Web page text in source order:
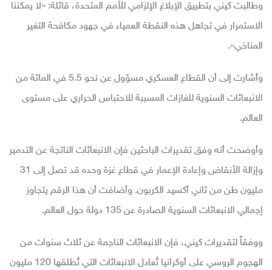
وطالبت كيني بتطبيق الإبلاغ الإلزامي للأمم المتحدة، قائلة: «لا يمكننا
الاستمرار في تجاهل هذه النقطة العمياء في جهود مكافحة التغير
المناخي».
وأشارت إلى أن القطاع العسكري مسؤول عن نحو 5.5 في المائة من
الانبعاثات السنوية للغازات المسببة للاحتباس الحراري على مستوى
العالم.
وأوضحت أنه وفق تقديرات الباحثين فإن الانبعاثات الناتجة عن التدمير
وإزالة الأنقاض وإعادة الإعمار في قطاع غزة وحده قد تصل إلى 31
مليون طن من ثاني أكسيد الكربون. وأضافت أن هذا الرقم يتجاوز
إجمالي الانبعاثات السنوية الصادرة عن 135 دولة حول العالم.
ووفقاً لتقديرات كيني، فإن الانبعاثات الناجمة عن ثلاث سنوات من
الهجوم الروسي على أوكرانيا تُعادل الانبعاثات التي تُطلقها 120 مليون